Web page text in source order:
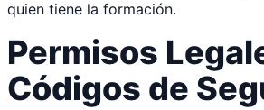
quien tiene la formación.
Permisos
Códigos de